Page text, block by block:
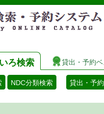
ろ検索 貸出・予約ベ
NDC分類検索 貸出・予